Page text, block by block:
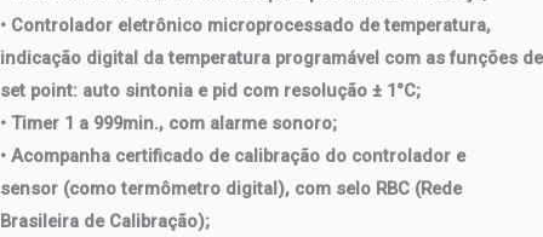
• Controlador eletrônico microprocessado de temperatura,
indicação digital da temperatura programável com as funções de
set point: auto sintonia e pid com resolução ± 1°C;
• Timer 1 a 999min., com alarme sonoro;
• Acompanha certificado de calibração do controlador e
sensor (como termômetro digital), com selo RBC (Rede
Brasileira de Calibração);